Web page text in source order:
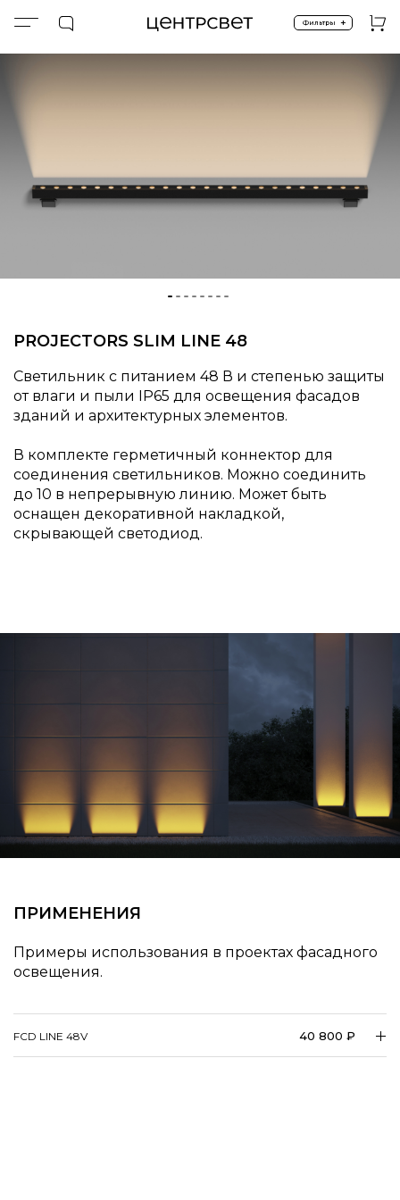
Фильтры +
PROJECTORS SLIM LINE 48
Светильник с питанием 48 В и степенью защиты
от влаги и пыли IP65 для освещения фасадов
зданий и архитектурных элементов.
В комплекте герметичный коннектор для
соединения светильников. Можно соединить
до 10 в непрерывную линию. Может быть
оснащен декоративной накладкой,
скрывающей светодиод.
ПРИМЕНЕНИЯ
Примеры использования в проектах фасадного
освещения.
FCD LINE 48V 40 800 ₽